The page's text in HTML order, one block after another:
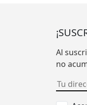
Al
no